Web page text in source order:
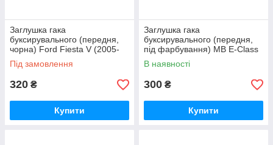
Заглушка гака
буксирувального (передня,
чорна) Ford Fiesta V (2005-
2008) Blic
Під замовлення
320 ₴
Купити
Заглушка гака
буксирувального (передня,
під фарбування) MB E-Class
W210 (1995-1999) Blic
В наявності
300 ₴
Купити